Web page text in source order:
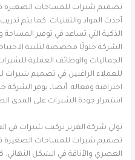
تصميم شبرات للمساحات الصغيرة
أحدث المواد والتقنيات. كما يتم
الذكية التي تساعد في توفير
الشركة حلولًا مخصصة لتلبية
الجماليات والوظائف العملية
للعملاء الراغبين في تصميم
احترافية وفعالة. أيضا، توفر الشركة
استمرار جودة الشبرات على المدى
تولي شركة الغرير تركيب شبرات في
تصميم شبرات للمساحات الصغيرة
العصري والأناقة في الشكل النهائي.